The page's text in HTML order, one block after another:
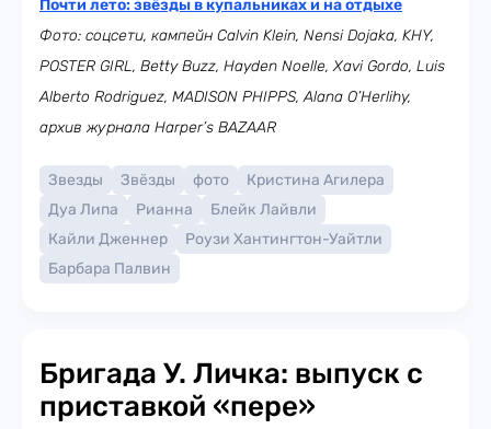
Почти лето: звёзды в купальниках и на отдыхе
Фото: соцсети, кампейн Calvin Klein, Nensi Dojaka, KHY,
POSTER GIRL, Betty Buzz, Hayden Noelle, Xavi Gordo, Luis
Alberto Rodriguez, MADISON PHIPPS, Alana O’Herlihy,
архив журнала Harper’s BAZAAR
Звезды Звёзды фото
Кристина Агилера
Дуа Липа
Рианна
Блейк Лайвли
Кайли Дженнер
Роузи Хантингтон-Уайтли
Барбара Палвин
Бригада У. Личка: выпуск с
приставкой «пере»